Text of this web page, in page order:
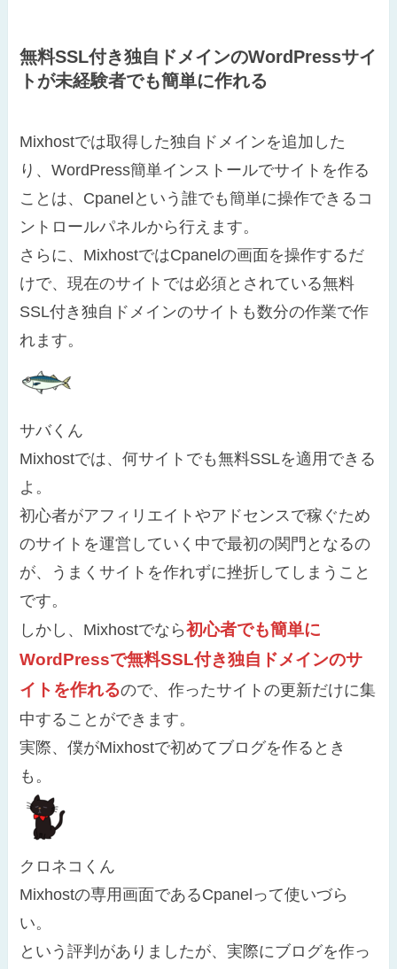
無料SSL付き独自ドメインのWordPressサイ
トが未経験者でも簡単に作れる
Mixhostでは取得した独自ドメインを追加した
り、WordPress簡単インストールでサイトを作る
ことは、Cpanelという誰でも簡単に操作できるコ
ントロールパネルから行えます。
さらに、MixhostではCpanelの画面を操作するだ
けで、現在のサイトでは必須とされている無料
SSL付き独自ドメインのサイトも数分の作業で作
れます。
サバくん
Mixhostでは、何サイトでも無料SSLを適用できる
よ。
初心者がアフィリエイトやアドセンスで稼ぐため
のサイトを運営していく中で最初の関門となるの
が、うまくサイトを作れずに挫折してしまうこと
です。
しかし、Mixhostでなら初心者でも簡単に
WordPressで無料SSL付き独自ドメインのサ
イトを作れるので、作ったサイトの更新だけに集
中することができます。
実際、僕がMixhostで初めてブログを作るとき
も。
クロネコくん
Mixhostの専用画面であるCpanelって使いづら
い。
という評判がありましたが、実際にブログを作っ